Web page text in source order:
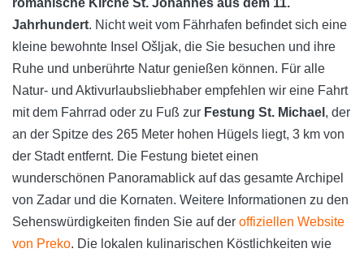
Jahrhundert. Nicht weit vom Fährhafen befindet sich eine
kleine bewohnte Insel Ošljak, die Sie besuchen und ihre
Ruhe und unberührte Natur genießen können. Für alle
Natur- und Aktivurlaubsliebhaber empfehlen wir eine Fahrt
mit dem Fahrrad oder zu Fuß zur Festung St. Michael , der
an der Spitze des 265 Meter hohen Hügels liegt, 3 km von
der Stadt entfernt. Die Festung bietet einen
wunderschönen Panoramablick auf das gesamte Archipel
von Zadar und die Kornaten. Weitere Informationen zu den
Sehenswürdigkeiten finden Sie auf der offiziellen Website
von Preko. Die lokalen kulinarischen Köstlichkeiten wie